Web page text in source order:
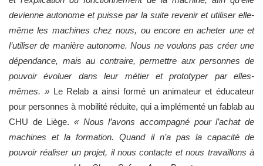
devienne autonome et puisse par la suite revenir et utiliser elle-
même les machines chez nous, ou encore en acheter une et
l’utiliser de manière autonome. Nous ne voulons pas créer une
dépendance, mais au contraire, permettre aux personnes de
pouvoir évoluer dans leur métier et prototyper par elles-
mêmes. »Le Relab a ainsi formé un animateur et éducateur
pour personnes à mobilité réduite, qui a implémenté un fablab au
CHU de Liège. « Nous l’avons accompagné pour l’achat de
machines et la formation. Quand il n’a pas la capacité de
pouvoir réaliser un projet, il nous contacte et nous travaillons à